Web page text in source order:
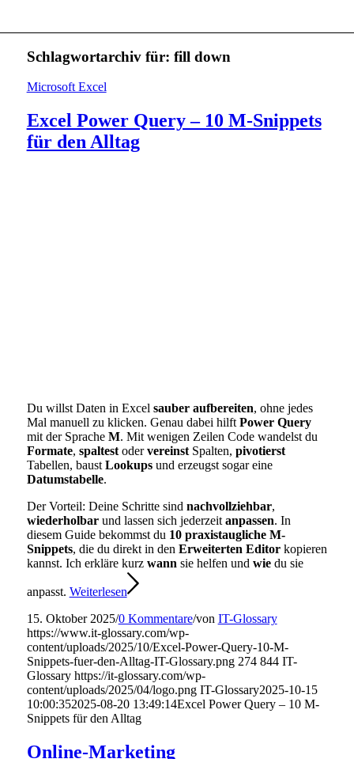
Schlagwortarchiv für: fill down
Microsoft Excel
Excel Power Query – 10 M-Snippets
für den Alltag
Du willst Daten in Excel sauber aufbereiten, ohne jedes
Mal manuell zu klicken. Genau dabei hilft Power Query
mit der Sprache M. Mit wenigen Zeilen Code wandelst du
Formate, spaltestodervereinstSpalten, pivotierst
Tabellen, baust Lookupsund erzeugst sogar eine
Datumstabelle.
Der Vorteil: Deine Schritte sind nachvollziehbar,
wiederholbarund lassen sich jederzeit anpassen. In
diesem Guide bekommst du 10 praxistaugliche M-
Snippets, die du direkt in den Erweiterten Editorkopieren
kannst. Ich erkläre kurz wann sie helfen und wiedu sie
anpasst. Weiterlesen
15. Oktober 2025/0 Kommentare/von IT-Glossary
https://www.it-glossary.com/wp-
content/uploads/2025/10/Excel-Power-Query-10-M-
Snippets-fuer-den-Alltag-IT-Glossary.png 274 844 IT-
Glossary https://it-glossary.com/wp-
content/uploads/2025/04/logo.png IT-Glossary2025-10-15
10:00:352025-08-20 13:49:14Excel Power Query – 10 M-
Snippets für den Alltag
Online-Marketing